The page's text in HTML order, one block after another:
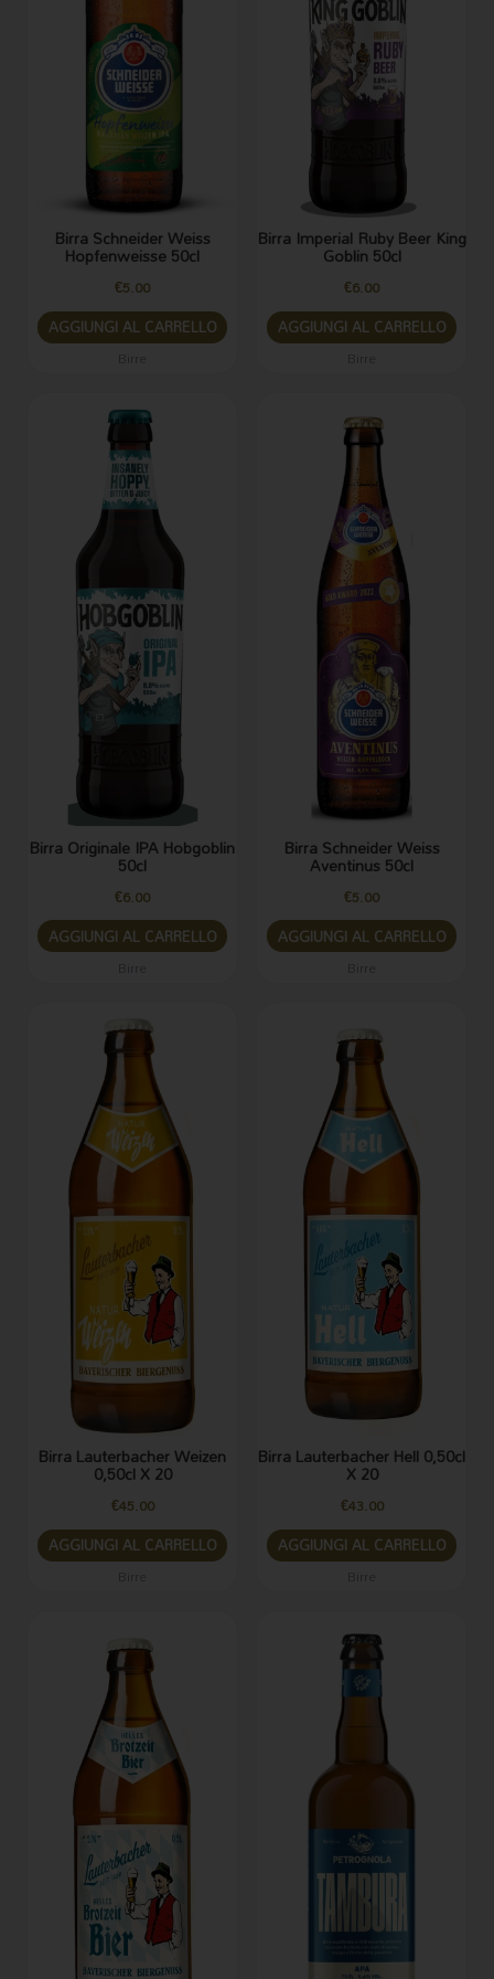
Birra Schneider Weiss
Hopfenweisse 50cl
€5.00
AGGIUNGI AL CARRELLO
Birra Imperial Ruby Beer King
Goblin 50cl
€6.00
AGGIUNGI AL CARRELLO
Birra Originale IPA Hobgoblin
50cl
€6.00
AGGIUNGI AL CARRELLO
Birra Schneider Weiss
Aventinus 50cl
€5.00
AGGIUNGI AL CARRELLO
Birra Lauterbacher Weizen
0,50cl X 20
€45.00
AGGIUNGI AL CARRELLO
Birra Lauterbacher Hell 0,50cl
X 20
€43.00
AGGIUNGI AL CARRELLO